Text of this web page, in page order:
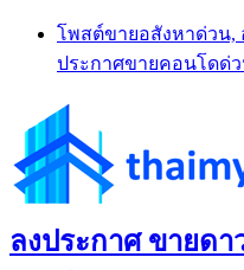
Skip
content
โพสต์ขายอสังหาด่วน,
ประกาศขายคอนโดด่
ลงประกาศ ขายด